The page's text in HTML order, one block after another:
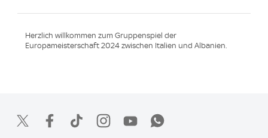
Herzlich willkommen zum Gruppenspiel der
Europameisterschaft 2024 zwischen Italien und Albanien.